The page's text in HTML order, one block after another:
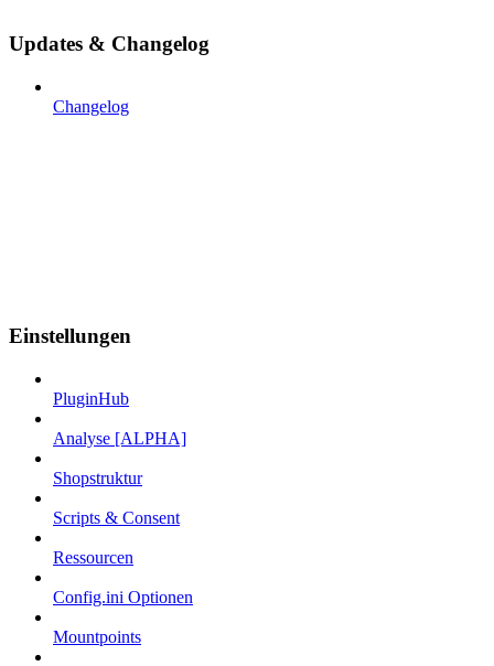
Updates & Changelog
Changelog
Einstellungen
PluginHub
Analyse [ALPHA]
Shopstruktur
Scripts & Consent
Ressourcen
Config.ini Optionen
Mountpoints